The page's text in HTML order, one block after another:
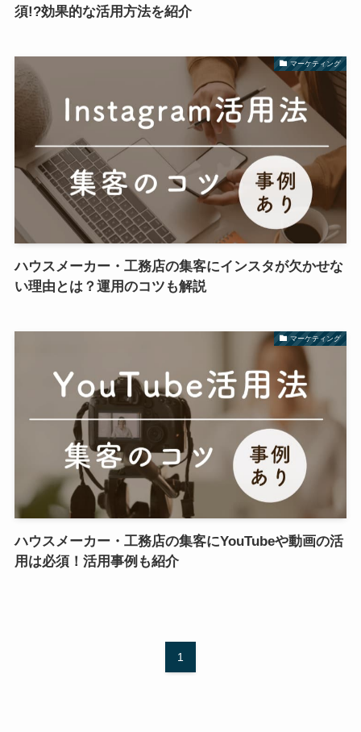
須!?効果的な活用方法を紹介
マーケティング
ハウスメーカー・工務店の集客にインスタが欠かせな
い理由とは？運用のコツも解説
マーケティング
ハウスメーカー・工務店の集客にYouTubeや動画の活
用は必須！活用事例も紹介
1